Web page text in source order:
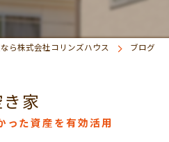
ら株式会社コリンズハウス ブログ
家
った資産を有効活用